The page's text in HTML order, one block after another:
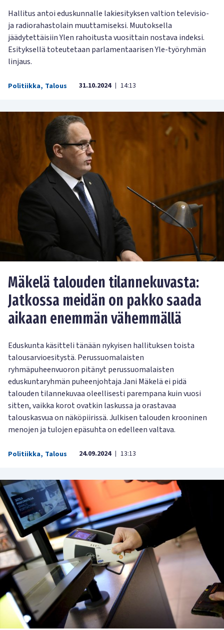
Hallitus antoi eduskunnalle lakiesityksen valtion televisio-
ja radiorahastolain muuttamiseksi. Muutoksella
jäädytettäisiin Ylen rahoitusta vuosittain nostava indeksi.
Esityksellä toteutetaan parlamentaarisen Yle-työryhmän
linjaus.
Politiikka, Talous 31.10.2024 | 14:13
Mäkelä talouden tilannekuvasta:
Jatkossa meidän on pakko saada
aikaan enemmän vähemmällä
Eduskunta käsitteli tänään nykyisen hallituksen toista
talousarvioesitystä. Perussuomalaisten
ryhmäpuheenvuoron pitänyt perussuomalaisten
eduskuntaryhmän puheenjohtaja Jani Mäkelä ei pidä
talouden tilannekuvaa oleellisesti parempana kuin vuosi
sitten, vaikka korot ovatkin laskussa ja orastavaa
talouskasvua on näköpiirissä. Julkisen talouden krooninen
menojen ja tulojen epäsuhta on edelleen valtava.
Politiikka, Talous 24.09.2024 | 13:13